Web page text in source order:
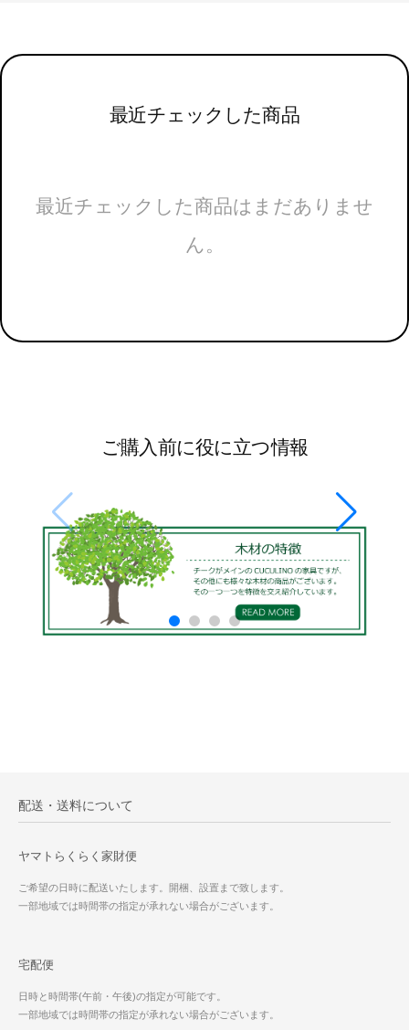
最近チェックした商品
最近チェックした商品はまだありませ
ん。
ご購入前に役に立つ情報
配送・送料について
ヤマトらくらく家財便
ご希望の日時に配送いたします。開梱、設置まで致します。
一部地域では時間帯の指定が承れない場合がございます。
宅配便
日時と時間帯(午前・午後)の指定が可能です。
一部地域では時間帯の指定が承れない場合がございます。